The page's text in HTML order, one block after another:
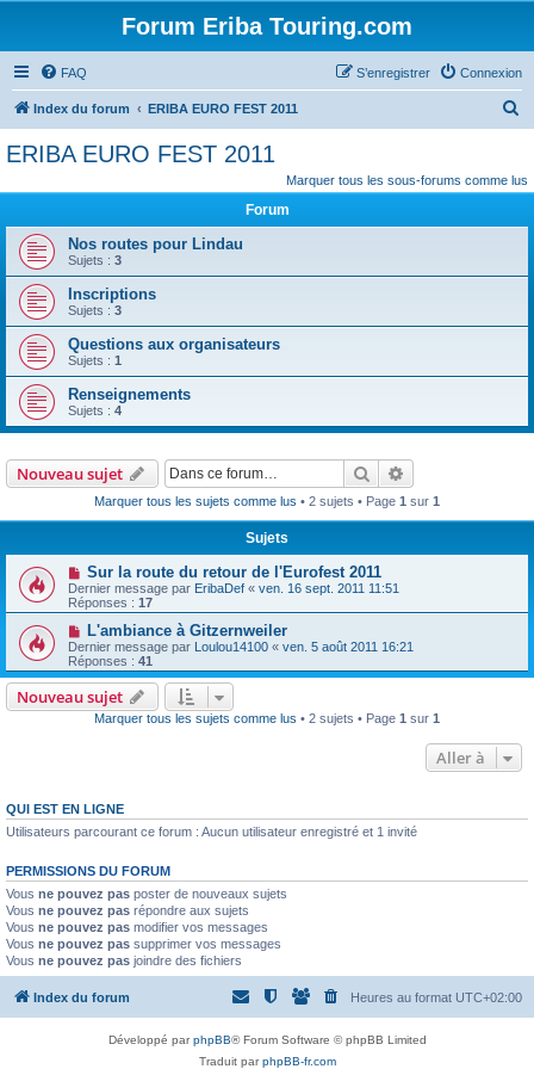
Forum Eriba Touring.com
FAQ Connexion
S’enregistrer
Index du forum ERIBA EURO FEST 2011
h
c
ERIBA EURO FEST 2011
Marquer tous les sous-forums comme lus
Forum
Nos routes pour Lindau
Sujets : 3
Inscriptions
Sujets : 3
Questions aux organisateurs
Sujets : 1
Renseignements
Sujets : 4
Nouveau sujet Rechercher
Marquer tous les sujets comme lus • 2 sujets • Page 1 sur 1
Sujets
Sur la route du retour de l'Eurofest 2011
Dernier message par EribaDef « ven. 16 sept. 2011 11:51
Réponses : 17
L'ambiance à Gitzernweiler
Dernier message par Loulou14100 « ven. 5 août 2011 16:21
Réponses : 41
Nouveau sujet
Marquer tous les sujets comme lus • 2 sujets • Page 1 sur 1
Aller à
QUI EST EN LIGNE
Utilisateurs parcourant ce forum : Aucun utilisateur enregistré et 1 invité
PERMISSIONS DU FORUM
Vous ne pouvez pas poster de nouveaux sujets
Vous ne pouvez pas répondre aux sujets
Vous ne pouvez pas modifier vos messages
Vous ne pouvez pas supprimer vos messages
Vous ne pouvez pas joindre des fichiers
Index du forum Heures au format UTC+02:00
Développé parphpBB® Forum Software © phpBB Limited
Traduit parphpBB-fr.com